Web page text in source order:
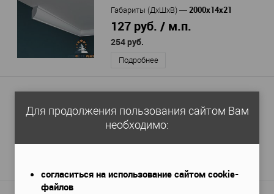
Габариты (ДхШхВ) — 2000х14х21
127 руб. / м.п.
254 руб.
Подробнее
Габариты (ДхШхВ)—2400х71х80 мм
883 руб. / м.п.
2 120 руб.
Для продолжения пользования сайтом Вам
необходимо:
согласиться на использование сайтом cookie-
файлов